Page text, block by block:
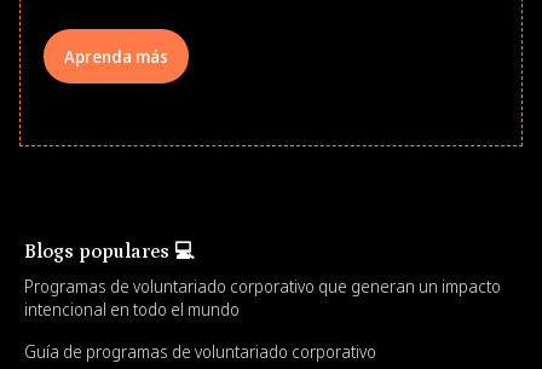
Aprenda más
Blogs populares 💻
Programas de voluntariado corporativo que generan un impacto
intencional en todo el mundo
Guía de programas de voluntariado corporativo